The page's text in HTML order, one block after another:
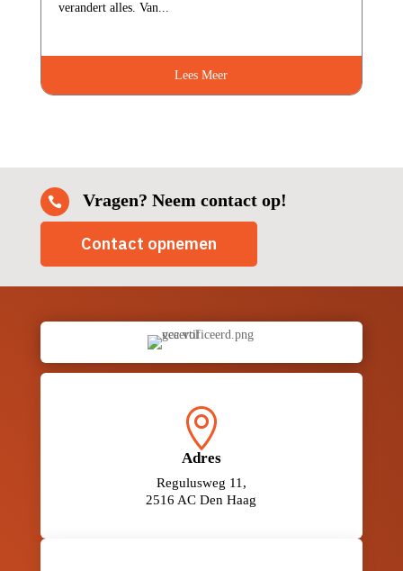
verandert alles.​ Van...
Lees Meer
 Vragen? Neem contact op!
Contact opnemen

Adres
Regulusweg 11,
2516 AC Den Haag